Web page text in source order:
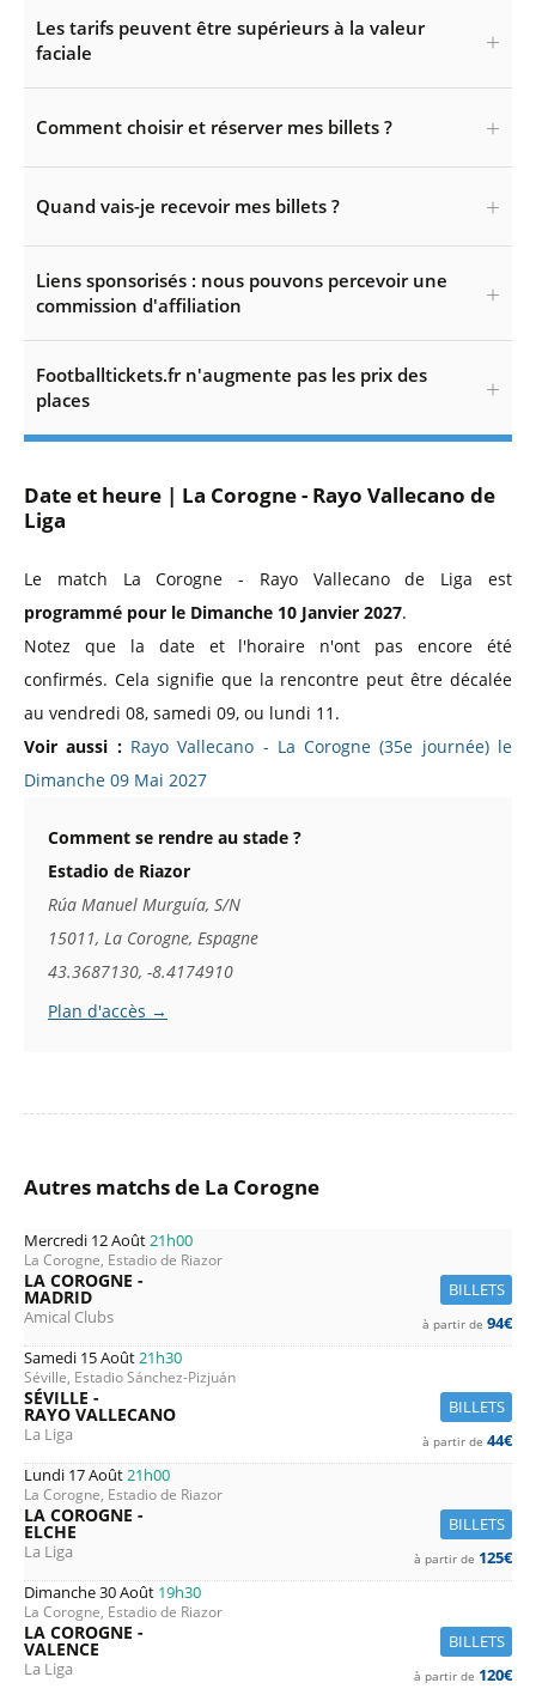
Les tarifs peuvent être supérieurs à la valeur
faciale
Comment choisir et réserver mes billets ?
Quand vais-je recevoir mes billets ?
Liens sponsorisés : nous pouvons percevoir une
commission d'affiliation
Footballtickets.fr n'augmente pas les prix des
places
Date et heure | La Corogne - Rayo Vallecano de
Liga
Le match La Corogne - Rayo Vallecano de Liga est
programmé pour le Dimanche 10 Janvier 2027.
Notez que la date et l'horaire n'ont pas encore été
confirmés. Cela signifie que la rencontre peut être décalée
au vendredi 08, samedi 09, ou lundi 11.
Voir aussi : Rayo Vallecano - La Corogne (35e journée) le
Dimanche 09 Mai 2027
Comment se rendre au stade ?
Estadio de Riazor
Rúa Manuel Murguía, S/N
15011, La Corogne, Espagne
43.3687130, -8.4174910
Plan d'accès →
Autres matchs de La Corogne
Mercredi 12 Août21h00
La Corogne, Estadio de Riazor
BILLETS
LA COROGNE -
MADRID
Amical Clubs à partir de 94€
Samedi 15 Août21h30
Séville, Estadio Sánchez-Pizjuán
BILLETS
SÉVILLE -
RAYO VALLECANO
La Liga à partir de 44€
Lundi 17 Août21h00
La Corogne, Estadio de Riazor
BILLETS
LA COROGNE -
ELCHE
La Liga à partir de 125€
Dimanche 30 Août 19h30
La Corogne, Estadio de Riazor
BILLETS
LA COROGNE -
VALENCE
La Liga à partir de 120€